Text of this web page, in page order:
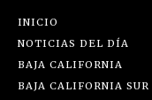
INICIO
NOTICIAS DEL DÍA
BAJA CALIFORNIA
BAJA CALIFORNIA SUR